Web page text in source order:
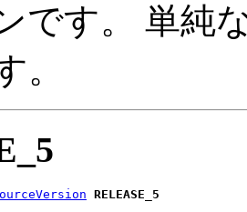
です。 単純
。
RELEASE_5